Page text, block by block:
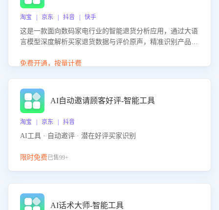
淘宝 | 京东 | 抖音 | 快手
这是一款面向数码家电行业的智能退货分析应用，通过大语
言模型深度解析买家退货数据与评价原声，精准识别产品质
改进建议，通过挖掘用户痛点驱动产品迭代，从根本上降低
免费开通，按量计费
AI自动邀请顾客好评-智能工具
淘宝 | 京东 | 抖音
AI工具 · 自动邀评 · 潜在好评买家识别
限时免费已售99+
AI话术大师-智能工具